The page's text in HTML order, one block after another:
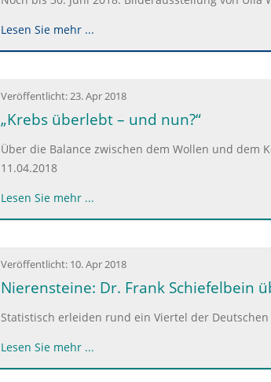
Lesen Sie mehr ...
Veröffentlicht:23. Apr 2018
„Krebs überlebt – und nun?“
Über die Balance zwischen dem Wollen und dem
11.04.2018
Lesen Sie mehr ...
Veröffentlicht: 10. Apr 2018
Nierensteine: Dr. Frank Schiefelbein
Statistisch erleiden rund ein Viertel der
Lesen Sie mehr ...